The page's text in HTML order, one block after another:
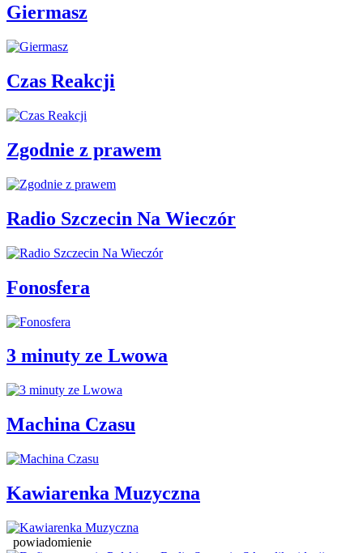
Giermasz
Czas Reakcji
Zgodnie z prawem
Radio Szczecin Na Wieczór
Fonosfera
3 minuty ze Lwowa
Machina Czasu
Kawiarenka Muzyczna
powiadomienie